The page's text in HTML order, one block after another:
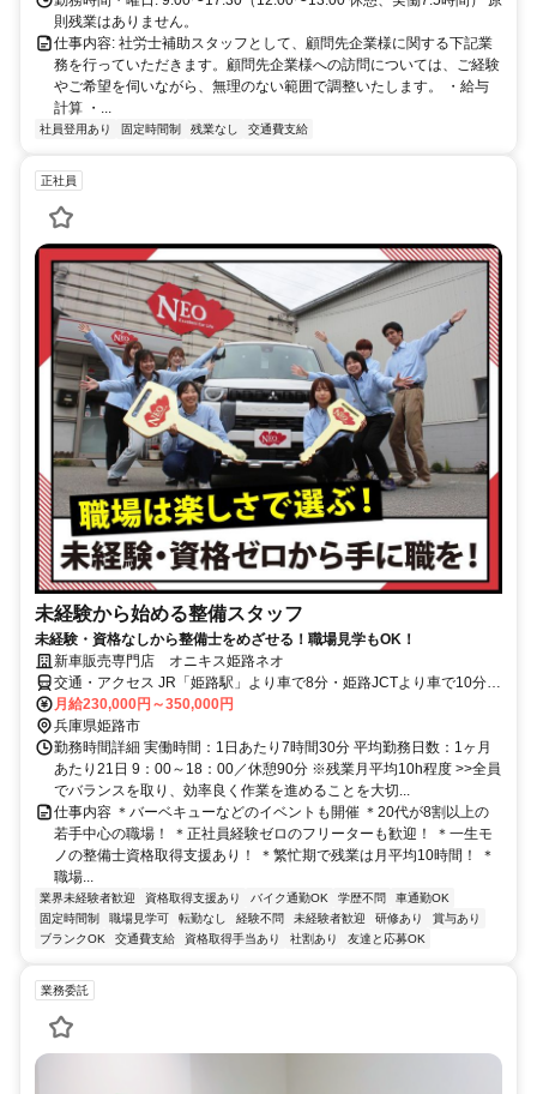
則残業はありません。
仕事内容: 社労士補助スタッフとして、顧問先企業様に関する下記業
務を行っていただきます。顧問先企業様への訪問については、ご経験
やご希望を伺いながら、無理のない範囲で調整いたします。 ・給与
計算 ・...
社員登用あり 固定時間制 残業なし 交通費支給
正社員
未経験から始める整備スタッフ
未経験・資格なしから整備士をめざせる！職場見学もOK！
新車販売専門店 オニキス姫路ネオ
交通・アクセス JR「姫路駅」より車で8分・姫路JCTより車で10分
◆車通勤OK
月給230,000円～350,000円
兵庫県姫路市
勤務時間詳細 実働時間：1日あたり7時間30分 平均勤務日数：1ヶ月
あたり21日 9：00～18：00／休憩90分 ※残業月平均10h程度 >>全員
でバランスを取り、効率良く作業を進めることを大切...
仕事内容 ＊バーベキューなどのイベントも開催 ＊20代が8割以上の
若手中心の職場！ ＊正社員経験ゼロのフリーターも歓迎！ ＊一生モ
ノの整備士資格取得支援あり！ ＊繁忙期で残業は月平均10時間！ ＊
職場...
業界未経験者歓迎 資格取得支援あり バイク通勤OK 学歴不問
車通勤OK
固定時間制
職場見学可 転勤なし 経験不問 未経験者歓迎 研修あり
賞与あり
ブランクOK
交通費支給 資格取得手当あり 社割あり 友達と応募OK
業務委託